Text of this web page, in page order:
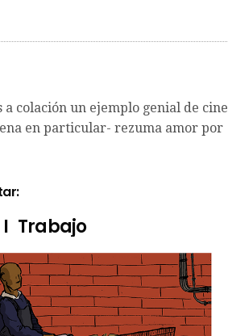
a colación un ejemplo genial de cine
en particular- rezuma amor por
I Trabajo